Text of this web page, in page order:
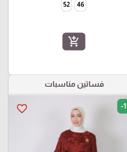
46
52
add_shopping_cart
فساتين مناسبات
favorite_border -